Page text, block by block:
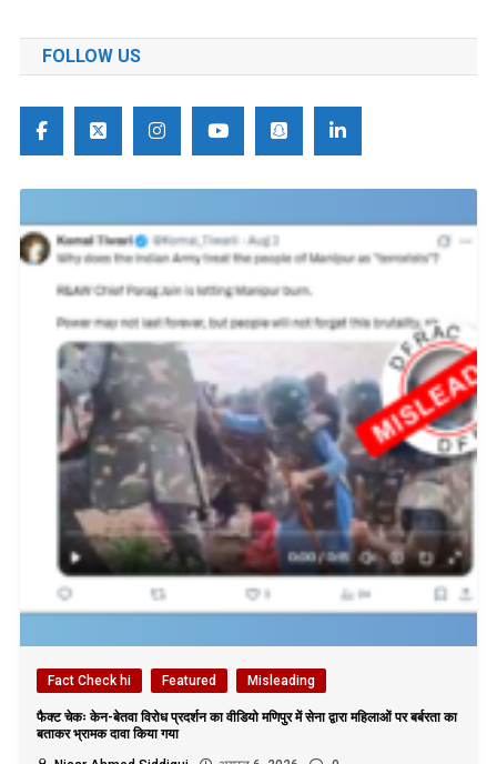
FOLLOW US
Fact Check hi Featured Misleading
फैक्ट चेकः केन-बेतवा विरोध प्रदर्शन का वीडियो मणिपुर में सेना द्वारा महिलाओं पर बर्बरता का
बताकर भ्रामक दावा किया गया